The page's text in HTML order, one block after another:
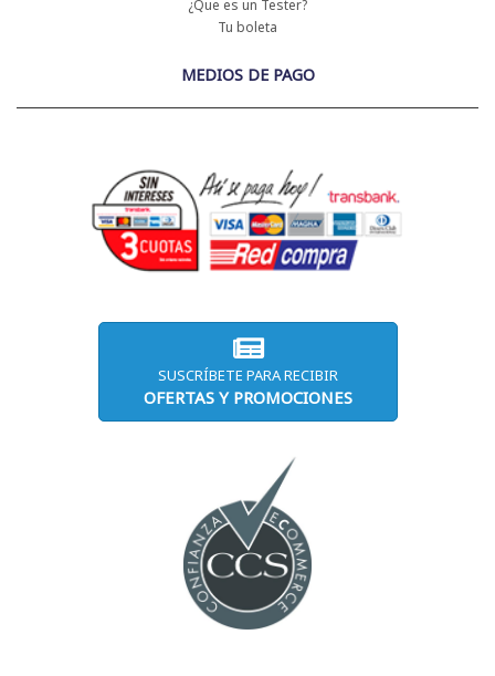
¿Que es un Tester?
Tu boleta
MEDIOS DE PAGO
SUSCRÍBETE PARA RECIBIR
OFERTAS Y PROMOCIONES